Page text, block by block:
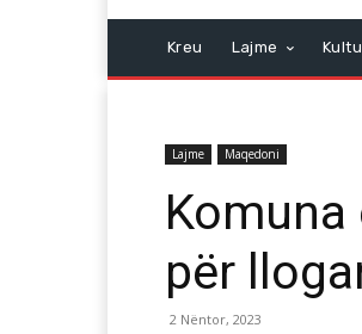
Kreu Lajme
Lajme Maqedoni
për
2 Nëntor, 2023